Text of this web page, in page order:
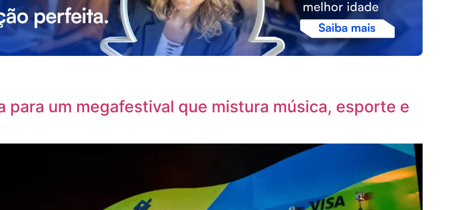
para um megafestival que mistura música, esporte e